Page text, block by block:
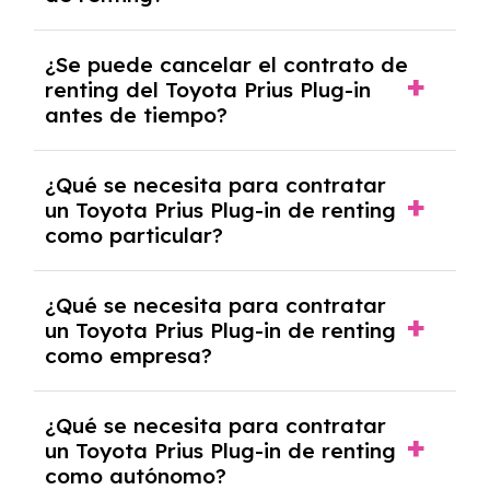
tendrás que pagar ningún tipo de entrada
salvo en casos que lo exija el proveedor
debido al resultado del estudio de viabilidad
económica.
¿Se puede cancelar el contrato de
renting del Toyota Prius Plug-in
antes de tiempo?
pero puede haber penalizaciones por
cancelación anticipada. Es importante revisar
las condiciones del contrato y hablar con un
experto que te asesore.
¿Qué se necesita para contratar
un Toyota Prius Plug-in de renting
como particular?
y, en algunos casos, una consulta de solvencia
crediticia y un pago inicial.
¿Qué se necesita para contratar
un Toyota Prius Plug-in de renting
como empresa?
documentación financiera y, en algunos
casos, un informe de solvencia de la empresa
y un pago inicial.
¿Qué se necesita para contratar
un Toyota Prius Plug-in de renting
como autónomo?